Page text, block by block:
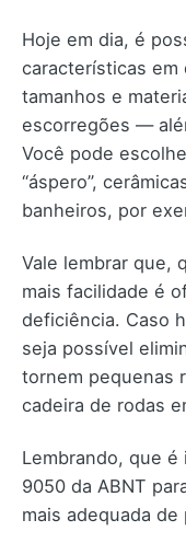
Hoje em dia, é
características
tamanhos e
escorregões —
Você pode
“áspero”,
banheiros, por
Vale lembrar que,
mais facilidade é
deficiência. Caso
seja possível
tornem pequenas
cadeira de rodas
Lembrando, que
9050 da ABNT
mais adequada